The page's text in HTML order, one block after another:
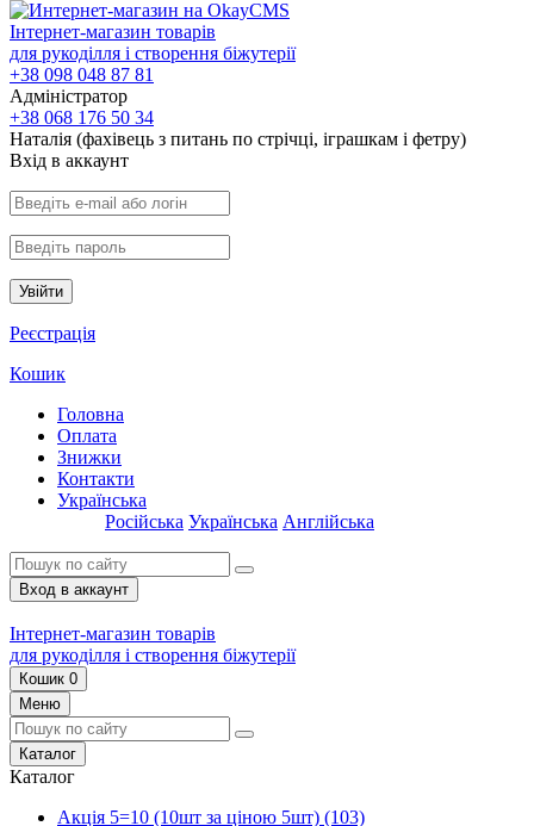
Інтернет-магазин товарів
для рукоділля і створення біжутерії
+38 098 048 87 81
Адміністратор
+38 068 176 50 34
Наталія (фахівець з питань по стрічці, іграшкам і фетру)
Вхiд в аккаунт
Увійти
Реєстрація
Кошик
Головна
Оплата
Знижки
Контакти
Українська
Російська Українська Англійська
Вход в аккаунт
Інтернет-магазин товарів
для рукоділля і створення біжутерії
Кошик 0
Меню
Каталог
Каталог
Акція 5=10 (10шт за ціною 5шт) (103)